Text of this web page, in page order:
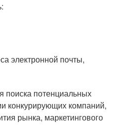
электронной почты,
поиска потенциальных
конкурирующих компаний,
рынка, маркетингового